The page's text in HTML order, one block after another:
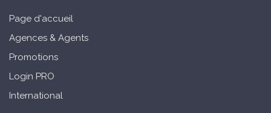
Page d'accueil
Agences & Agents
Promotions
Login PRO
International